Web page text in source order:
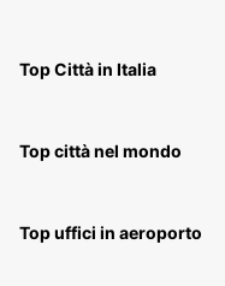
Top Città in Italia
Top città nel mondo
Top uffici in aeroporto